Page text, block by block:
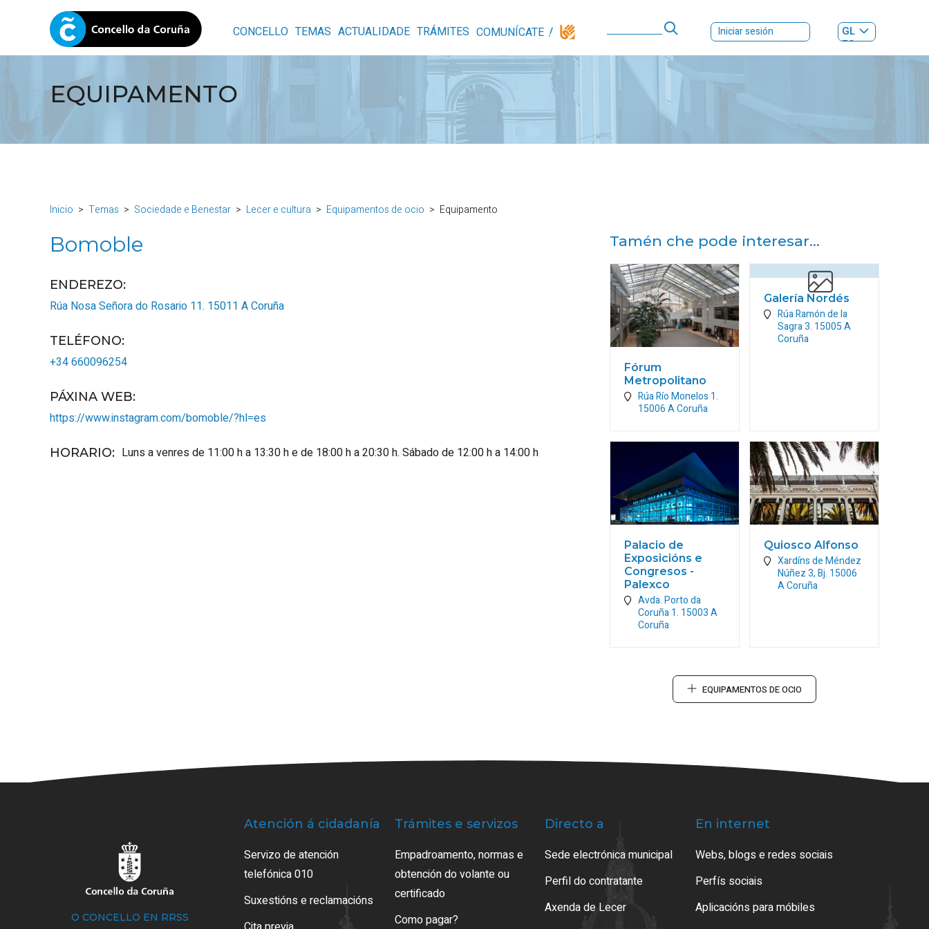
CONCELLO TEMAS ACTUALIDADE TRÁMITES COMUNÍCATE Iniciar sesión
GL
ES|
EQUIPAMENTO
Inicio Temas Sociedade e Benestar Lecer e cultura Equipamentos de ocio Equipamento
Bomoble
ENDEREZO:
Rúa Nosa Señora do Rosario 11. 15011 A Coruña
TELÉFONO:
+34 660096254
PÁXINA WEB:
https://www.instagram.com/bomoble/?hl=es
HORARIO: Luns a venres de 11:00 h a 13:30 h e de 18:00 h a 20:30 h. Sábado de 12:00 h a 14:00 h
Tamén che pode interesar...
Fórum
Metropolitano
Rúa Río Monelos 1.
15006A Coruña
Galería Nordés
Rúa Ramón de la
Sagra 3. 15005A
Coruña
Palacio de
Exposicións e
Congresos -
Palexco
Avda. Porto da
Coruña 1. 15003A
Coruña
Quiosco Alfonso
Xardíns de Méndez
Núñez 3, Bj. 15006
A Coruña
EQUIPAMENTOS DE OCIO
O CONCELLO EN RRSS
Atención á cidadanía
Servizo de atención
telefónica 010
Suxestións e reclamacións
Trámites e servizos
Empadroamento, normas e
obtención do volante ou
certificado
Como pagar?
Directo a
Sede electrónica municipal
Perfil do contratante
Axenda de Lecer
En internet
Webs, blogs e redes sociais
Perfís sociais
Aplicacións para móbiles